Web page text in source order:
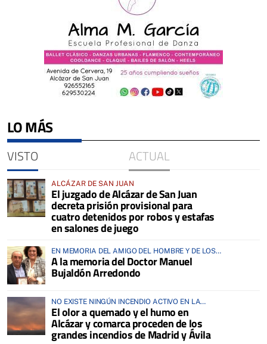
LO MÁS
VISTO ACTUAL
ALCÁZAR DE SAN JUAN
El juzgado de Alcázar de San Juan
decreta prisión provisional para
cuatro detenidos por robos y estafas
en salones de juego
EN MEMORIA DEL AMIGO DEL HOMBRE Y DE LOS
ANIMALES
A la memoria del Doctor Manuel
Bujaldón Arredondo
NO EXISTE NINGÚN INCENDIO ACTIVO EN LA
COMARCA
El olor a quemado y el humo en
Alcázar y comarca proceden de los
grandes incendios de Madrid y Ávila